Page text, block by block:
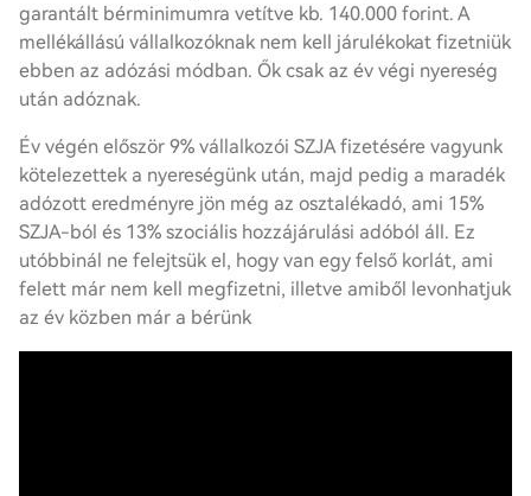
garantált bérminimumra vetítve kb. 140.000 forint. A
mellékállású vállalkozóknak nem kell járulékokat fizetniük
ebben az adózási módban. Ők csak az év végi nyereség
után adóznak.
Év végén először 9% vállalkozói SZJA fizetésére vagyunk
kötelezettek a nyereségünk után, majd pedig a maradék
adózott eredményre jön még az osztalékadó, ami 15%
SZJA-ból és 13% szociális hozzájárulási adóból áll. Ez
utóbbinál ne felejtsük el, hogy van egy felső korlát, ami
felett már nem kell megfizetni, illetve amiből levonhatjuk
az év közben már a bérünk